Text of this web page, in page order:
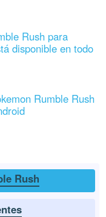
Rush para
disponible en todo
Rumble Rush
Rush